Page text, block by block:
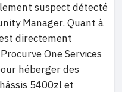
suspect détecté
Manager. Quant à
directement
One Services
héberger des
5400zl et